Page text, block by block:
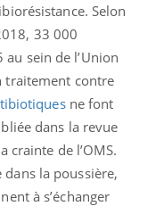
Selon
33 000
au sein de l’Union
traitement contre
ne font
dans la revue
crainte de l’OMS.
la poussière,
à s’échanger